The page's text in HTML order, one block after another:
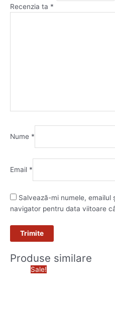
Recenzia ta *
Nume *
Email *
Salvează-mi numele, emailul
navigator pentru data viitoare
Produse similare
Sale!